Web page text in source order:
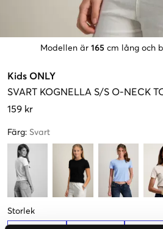
Modellen är 165 cm lång och
Kids ONLY
SVART KOGNELLA S/S O-NECK
159 kr
Färg: Svart
Storlek